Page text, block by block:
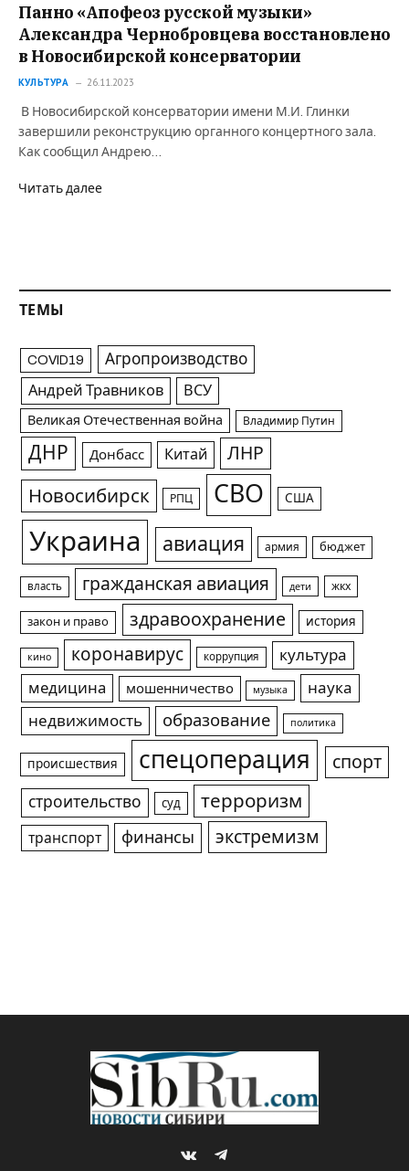
Панно «Апофеоз русской музыки»
Александра Чернобровцева восстановлено
в Новосибирской консерватории
КУЛЬТУРА 26.11.2023
В Новосибирской консерватории имени М.И. Глинки
завершили реконструкцию органного концертного зала.
Как сообщил Андрею…
Читать далее
ТЕМЫ
COVID19 Агропроизводство
Андрей Травников ВСУ
Великая Отечественная война Владимир Путин
ДНР Донбасс Китай ЛНР
Новосибирск РПЦ СВО США
Украина авиация армия бюджет
власть гражданская авиация дети жкх
закон и право здравоохранение история
кино коронавирус коррупция
культура
медицина
мошенничество музыка
наука
недвижимость
образование политика
происшествия спецоперация спорт
строительство суд терроризм
транспорт финансы экстремизм
VKontakteTelegram